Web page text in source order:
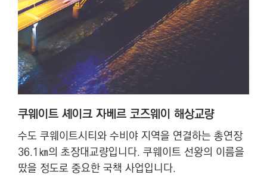
쿠웨이트 셰이크 자베르 코즈웨이 해상교량
수도 쿠웨이트시티와 수비야 지역을 연결하는 총연장
36.1㎞의 초장대교량입니다. 쿠웨이트 선왕의 이름을
땄을 정도로 중요한 국책 사업입니다.